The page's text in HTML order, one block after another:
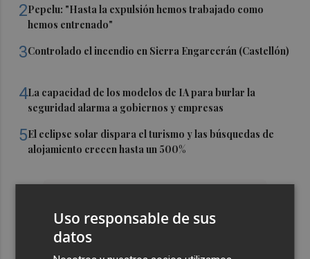
2Pepelu: "Hasta la expulsión hemos trabajado como
hemos entrenado"
3Controlado el incendio en Sierra Engarcerán (Castellón)
4La capacidad de los modelos de IA para burlar la
seguridad alarma a gobiernos y empresas
5El eclipse solar dispara el turismo y las búsquedas de
alojamiento crecen hasta un 500%
Uso responsable de sus
datos